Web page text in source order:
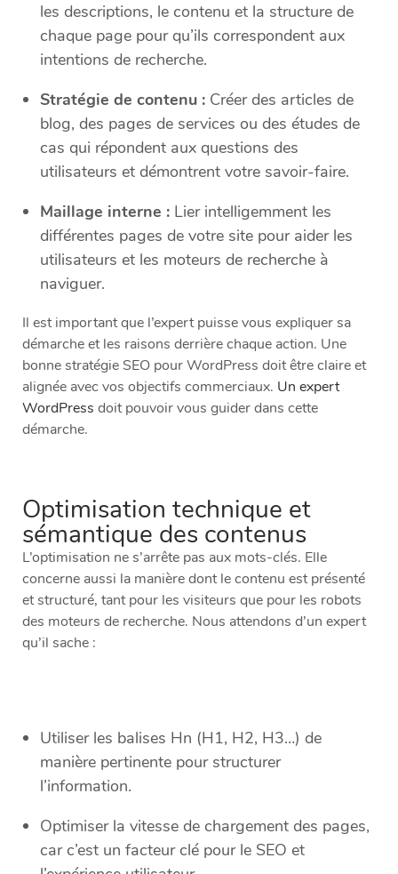
les descriptions, le contenu et la structure de
chaque page pour qu’ils correspondent aux
intentions de recherche.
Stratégie de contenu : Créer des articles de
blog, des pages de services ou des études de
cas qui répondent aux questions des
utilisateurs et démontrent votre savoir-faire.
Maillage interne : Lier intelligemment les
différentes pages de votre site pour aider les
utilisateurs et les moteurs de recherche à
naviguer.
Il est important que l’expert puisse vous expliquer sa
démarche et les raisons derrière chaque action. Une
bonne stratégie SEO pour WordPress doit être claire et
alignée avec vos objectifs commerciaux. Un expert
WordPress doit pouvoir vous guider dans cette
démarche.
Optimisation technique et
sémantique des contenus
L’optimisation ne s’arrête pas aux mots-clés. Elle
concerne aussi la manière dont le contenu est présenté
et structuré, tant pour les visiteurs que pour les robots
des moteurs de recherche. Nous attendons d’un expert
qu’il sache :
Utiliser les balises Hn (H1, H2, H3…) de
manière pertinente pour structurer
l’information.
Optimiser la vitesse de chargement des pages,
car c’est un facteur clé pour le SEO et